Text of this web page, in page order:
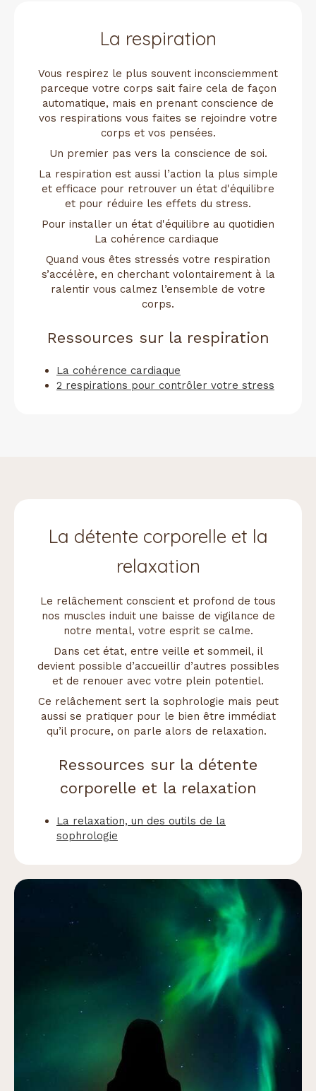
La respiration
Vous respirez le plus souvent inconsciemment
parceque votre corps sait faire cela de façon
automatique, mais en prenant conscience de
vos respirations vous faites se rejoindre votre
corps et vos pensées.
Un premier pas vers la conscience de soi.
La respiration est aussi l’action la plus simple
et efficace pour retrouver un état d'équilibre
et pour réduire les effets du stress.
Pour installer un état d'équilibre au quotidien
La cohérence cardiaque
Quand vous êtes stressés votre respiration
s’accélère, en cherchant volontairement à la
ralentir vous calmez l’ensemble de votre
corps.
Ressources sur la respiration
La cohérence cardiaque
2 respirations pour contrôler votre stress
La détente corporelle et la
relaxation
Le relâchement conscient et profond de tous
nos muscles induit une baisse de vigilance de
notre mental, votre esprit se calme.
Dans cet état, entre veille et sommeil, il
devient possible d’accueillir d’autres possibles
et de renouer avec votre plein potentiel.
Ce relâchement sert la sophrologie mais peut
aussi se pratiquer pour le bien être immédiat
qu’il procure, on parle alors de relaxation.
Ressources sur la détente
corporelle et la relaxation
La relaxation, un des outils de la
sophrologie